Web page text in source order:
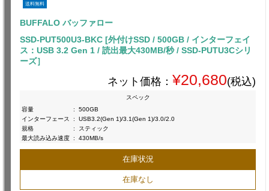
送料無料
BUFFALO バッファロー
SSD-PUT500U3-BKC [外付けSSD / 500GB / インターフェイ
ス：USB 3.2 Gen 1 / 読出最大430MB/秒 / SSD-PUTU3Cシリ
ーズ］
ネット価格： ¥20,680(税込)
スペック
容量
:
500GB
インターフェース
:
USB3.2(Gen 1)/3.1(Gen 1)/3.0/2.0
規格
:
スティック
最大読み込み速度 : 430MB/s
在庫状況
在庫なし